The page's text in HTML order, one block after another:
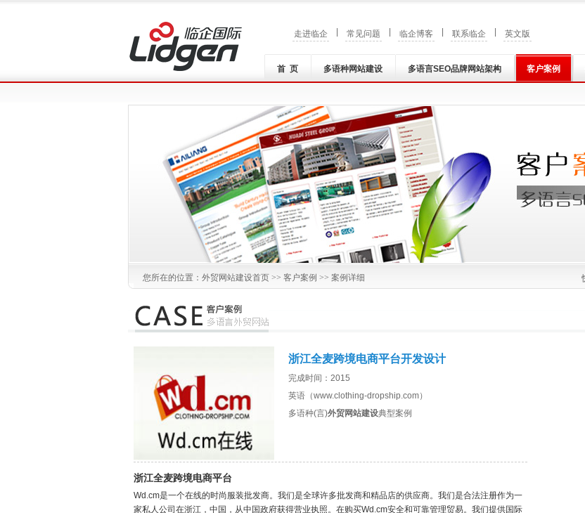
走进临企 常见问题 临企博客 联系临企 英文版
首 页 多语种网站建设 多语言SEO品牌网站架构 客户案例
您所在的位置： 外贸网站建设首页 >> 客户案例 >> 案例详细
浙江全麦跨境电商平台开发设计
完成时间：2015
英语（www.clothing-dropship.com）
多语种(言)外贸网站建设典型案例
浙江全麦跨境电商平台
Wd.cm是一个在线的时尚服装批发商。我们是全球许多批发商和精品店的供应商。我们是合法注册作为一
家私人公司在浙江，中国，从中国政府获得营业执照。在购买Wd.cm安全和可靠管理贸易。我们提供国际